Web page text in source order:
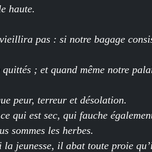
haute.
pas : si notre bagage
; et quand même notre
peur, terreur et désolation.
qui est sec, qui fauche
sommes les herbes.
jeunesse, il abat toute proie